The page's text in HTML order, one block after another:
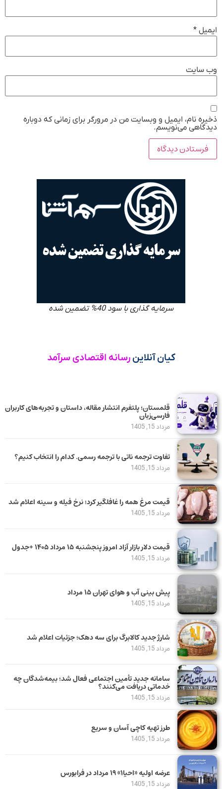
ایمیل *
وب‌ سایت
ذخیره نام، ایمیل و وبسایت من در مرورگر برای زمانی که دوباره
دیدگاهی می‌نویسم.
سرمایه گذاری با سود 40% تضمین شده
کیان آنلاین رسانه اقتصادی سرآمد
قلمستان؛ پلتفرم انتشار مقاله، داستان و تجربه‌های کاربران
فارسی‌زبان
مرداد 15, 1405
تفاوت ترجمه ناتی با ترجمه رسمی. کدام را انتخاب کنیم؟
مرداد 15, 1405
قیمت مرغ همه را غافلگیر کرد؛ نرخ فیله و سینه اعلام شد
مرداد 15, 1405
قیمت دلار بازار آزاد امروز پنجشنبه ۱۵ مرداد ۱۴۰۵ +جدول
مرداد 15, 1405
پیش بینی آب و هوای تهران ۱۵ مرداد
مرداد 15, 1405
شارژ جدید کالابرگ برای سه دهک؛ جزئیات اعلام شد
مرداد 15, 1405
سامانه جدید تأمین اجتماعی فعال شد؛ بیمه‌شدگان چه
خدماتی دریافت می‌کنند؟
مرداد 15, 1405
طرز تهیه کاچی آسان و سریع
مرداد 15, 1405
عرضه اولیه «احیا۱» ۱۹ مرداد در فرابورس
مرداد 15, 1405